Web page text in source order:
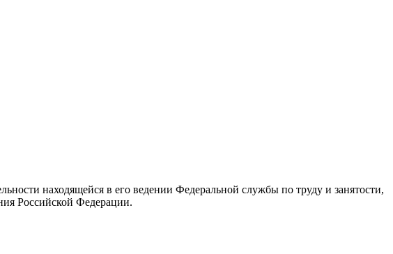
находящейся в его ведении Федеральной службы по труду и занятости,
Российской Федерации.